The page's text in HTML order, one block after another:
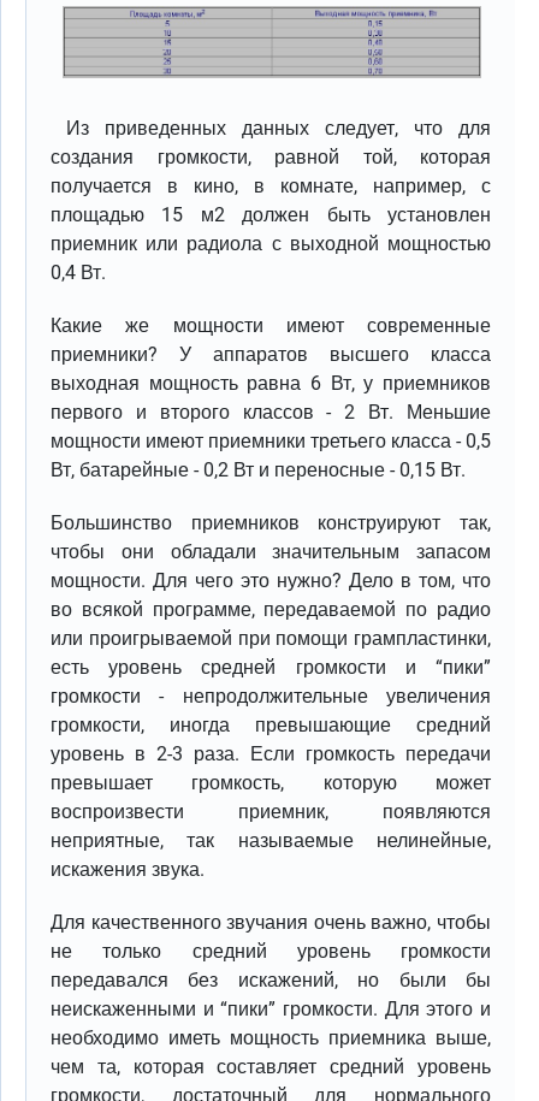
Из приведенных данных следует, что для
создания громкости, равной той, которая
получается в кино, в комнате, например, с
площадью 15 м2 должен быть установлен
приемник или радиола с выходной мощностью
0,4 Вт.
Какие же мощности имеют современные
приемники? У аппаратов высшего класса
выходная мощность равна 6 Вт, у приемников
первого и второго классов - 2 Вт. Меньшие
мощности имеют приемники третьего класса - 0,5
Вт, батарейные - 0,2 Вт и переносные - 0,15 Вт.
Большинство приемников конструируют так,
чтобы они обладали значительным запасом
мощности. Для чего это нужно? Дело в том, что
во всякой программе, передаваемой по радио
или проигрываемой при помощи грампластинки,
есть уровень средней громкости и “пики”
громкости - непродолжительные увеличения
громкости, иногда превышающие средний
уровень в 2-3 раза. Если громкость передачи
превышает громкость, которую может
воспроизвести приемник, появляются
неприятные, так называемые нелинейные,
искажения звука.
Для качественного звучания очень важно, чтобы
не только средний уровень громкости
передавался без искажений, но были бы
неискаженными и “пики” громкости. Для этого и
необходимо иметь мощность приемника выше,
чем та, которая составляет средний уровень
громкости, достаточный для нормального